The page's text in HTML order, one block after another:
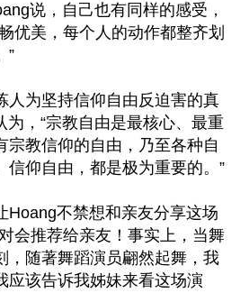
说，自己也有同样的感受，
优美，每个人的动作都整齐划
”
人为坚持信仰自由反迫害的真
为，“宗教自由是最核心、最重
宗教信仰的自由，乃至各种自
信仰自由，都是极为重要的。”
Hoang不禁想和亲友分享这场
会推荐给亲友！事实上，当舞
，随著舞蹈演员翩然起舞，我
应该告诉我姊妹来看这场演